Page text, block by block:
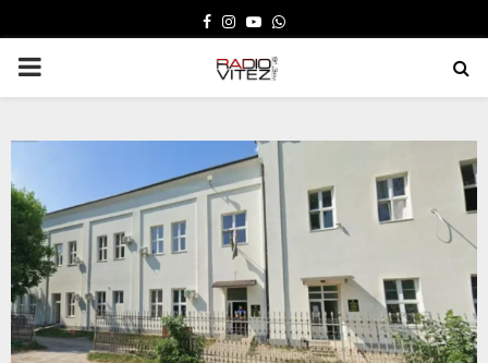
FACEBOOK
INSTAGRAM
YOUTUBE
WHATSAPP
PRIMARY